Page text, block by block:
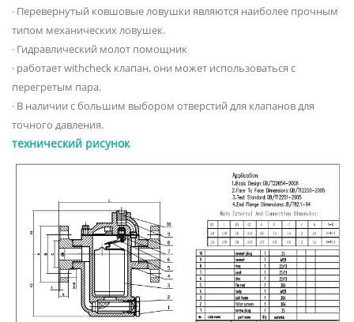
· Перевернутый ковшовые ловушки являются наиболее прочным
типом механических ловушек.
· Гидравлический молот помощник
· работает withcheck клапан, они может использоваться с
перегретым пара.
· В наличии с большим выбором отверстий для клапанов для
точного давления.
технический рисунок